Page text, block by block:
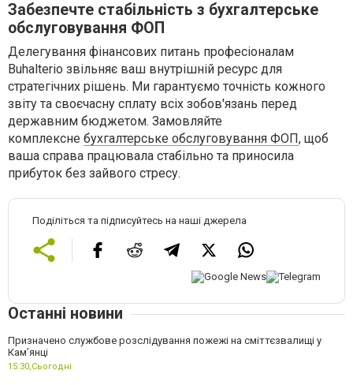
Забезпечте стабільність з бухгалтерське
обслуговування ФОП
Делегування фінансових питань професіоналам
Buhalterio звільняє ваш внутрішній ресурс для
стратегічних рішень. Ми гарантуємо точність кожного
звіту та своєчасну сплату всіх зобов'язань перед
державним бюджетом. Замовляйте
комплексне бухгалтерське обслуговування ФОП, щоб
ваша справа працювала стабільно та приносила
прибуток без зайвого стресу.
Поділіться та підписуйтесь на наші джерела
Останні новини
Призначено службове розслідування пожежі на сміттєзвалищі у
Кам’янці
15:30,Сьогодні